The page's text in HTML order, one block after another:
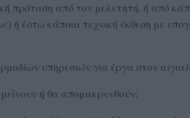
πρόταση από τον μελετητή, ή από
ή έστω κάποια τεχνική έκθεση με
υπηρεσιών για έργα στον
ή θα απομακρυνθούν;